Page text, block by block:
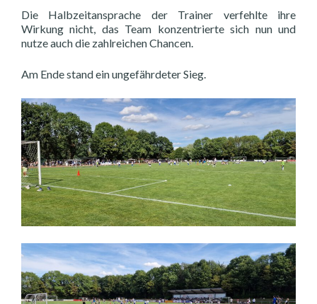
Die Halbzeitansprache der Trainer verfehlte ihre
Wirkung nicht, das Team konzentrierte sich nun und
nutze auch die zahlreichen Chancen.
Am Ende stand ein ungefährdeter Sieg.